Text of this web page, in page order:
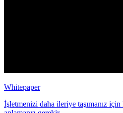
Whitepaper
İşletmenizi daha ileriye taşımanız